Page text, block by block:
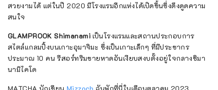
สวยงามได้ แต่ในปี 2020 มีโรงแรมอีกแห่งได้เปิดขึ้นซึ่งดึงดูดความ
สนใจ
GLAMPROOK Shimanamiเป็นโรงแรมและสถานประกอบการ
สไตล์แกลมปิ้งบนเกาะอุมาจิมะ ซึ่งเป็นเกาะเล็กๆ ที่มีประชากร
ประมาณ 10 คน รีสอร์ทริมชายหาดอันเงียบสงบตั้งอยู่ใจกลางชิมา
นามิไคโด